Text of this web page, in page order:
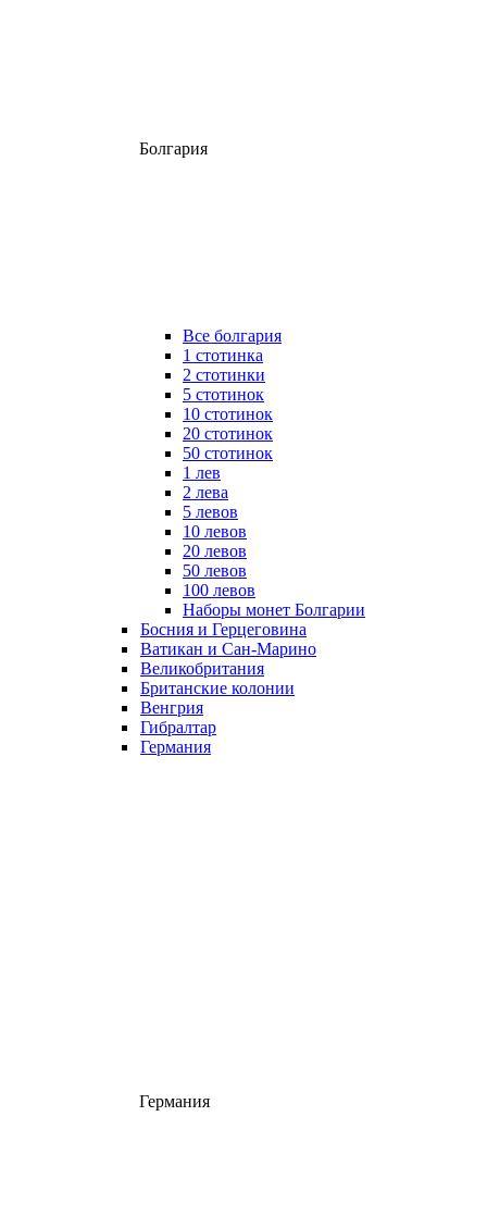
Болгария
Все болгария
1 стотинка
2 стотинки
5 стотинок
10 стотинок
20 стотинок
50 стотинок
1 лев
2 лева
5 левов
10 левов
20 левов
50 левов
100 левов
Наборы монет Болгарии
Босния и Герцеговина
Ватикан и Сан-Марино
Великобритания
Британские колонии
Венгрия
Гибралтар
Германия
Германия